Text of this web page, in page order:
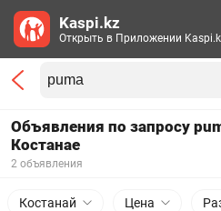
Объявления по запросу
Костанае
2 объявления
Костанай Цена
Kaspi.kz
Открыть в Приложении